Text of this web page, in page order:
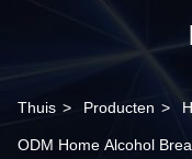
Thuis > Producten >
ODM Home Alcohol